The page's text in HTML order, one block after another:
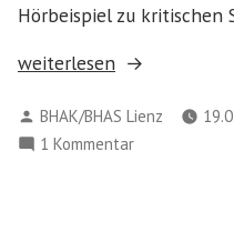
Hörbeispiel zu kritischen
„And
comes
the
weiterlesen
Verfasst
von
BHAK/BHAS Lienz
1 Kommentarzu